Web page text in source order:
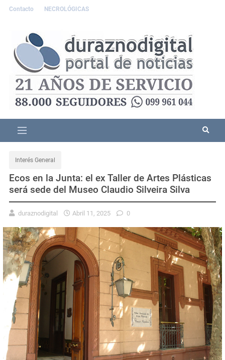
Contacto NECROLÓGICAS
Interés General
Ecos en la Junta: el ex Taller de Artes Plásticas
será sede del Museo Claudio Silveira Silva
duraznodigital Abril 11, 2025 0